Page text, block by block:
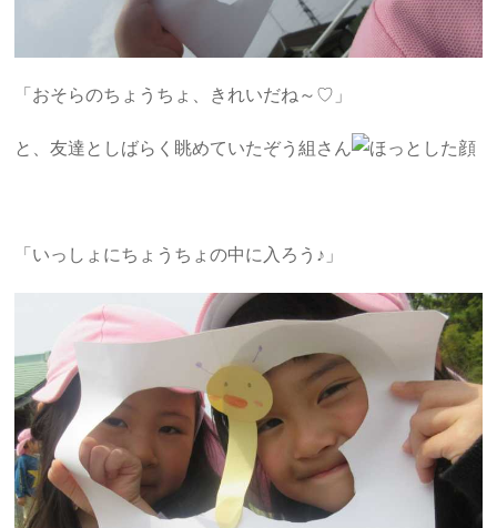
「おそらのちょうちょ、きれいだね～♡」
と、友達としばらく眺めていたぞう組さん
「いっしょにちょうちょの中に入ろう♪」